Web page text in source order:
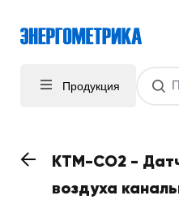
Продукция
KTM-CO2 -
воздуха